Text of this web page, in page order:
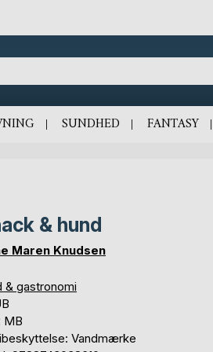
SUNDHED FANTASY
& hund
Maren Knudsen
& gastronomi
MB
Vandmærke